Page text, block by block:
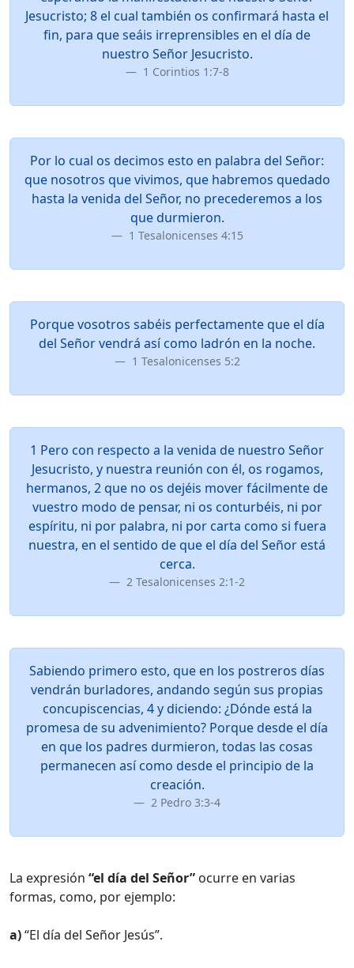
Jesucristo; 8 el cual también os confirmará hasta el
fin, para que seáis irreprensibles en el día de
nuestro Señor Jesucristo.
1 Corintios 1:7-8
Por lo cual os decimos esto en palabra del Señor:
que nosotros que vivimos, que habremos quedado
hasta la venida del Señor, no precederemos a los
que durmieron.
1 Tesalonicenses 4:15
Porque vosotros sabéis perfectamente que el día
del Señor vendrá así como ladrón en la noche.
1 Tesalonicenses 5:2
1 Pero con respecto a la venida de nuestro Señor
Jesucristo, y nuestra reunión con él, os rogamos,
hermanos, 2 que no os dejéis mover fácilmente de
vuestro modo de pensar, ni os conturbéis, ni por
espíritu, ni por palabra, ni por carta como si fuera
nuestra, en el sentido de que el día del Señor está
cerca.
2 Tesalonicenses 2:1-2
Sabiendo primero esto, que en los postreros días
vendrán burladores, andando según sus propias
concupiscencias, 4 y diciendo: ¿Dónde está la
promesa de su advenimiento? Porque desde el día
en que los padres durmieron, todas las cosas
permanecen así como desde el principio de la
creación.
2 Pedro 3:3-4
La expresión “el día del Señor” ocurre en varias
formas, como, por ejemplo:
a)“El día del Señor Jesús”.